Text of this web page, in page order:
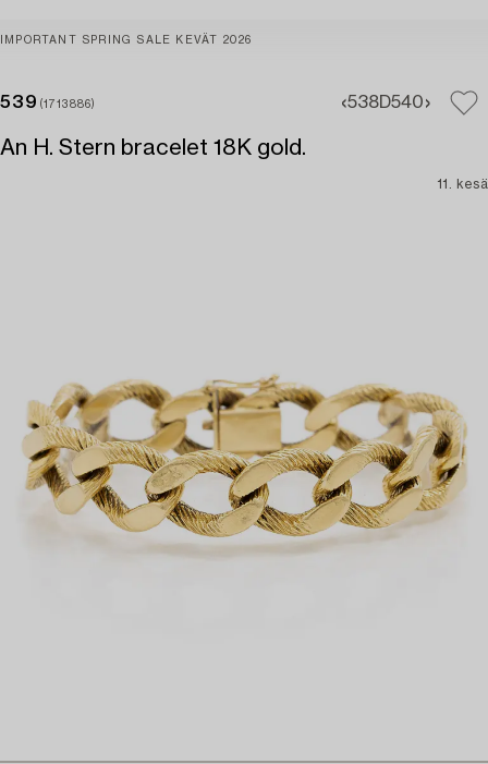
IMPORTANT SPRING SALE KEVÄT 2026
539 (1713886) 538D540
An H. Stern bracelet 18K gold.
11. kesä